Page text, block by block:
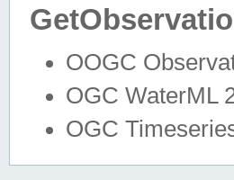
OOGC
OGC WaterML
OGC